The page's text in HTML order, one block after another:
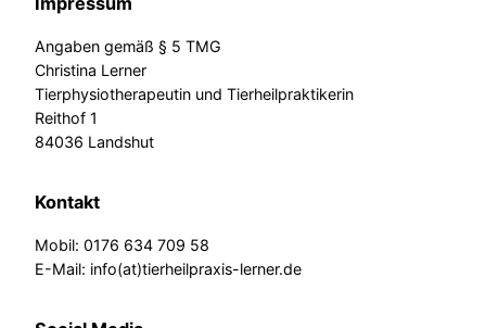
Angaben gemäß § 5 TMG
Christina Lerner
Tierphysiotherapeutin und Tierheilpraktikerin
Reithof 1
84036 Landshut
Kontakt
Mobil: 0176 634 709 58
E-Mail: info(at)tierheilpraxis-lerner.de